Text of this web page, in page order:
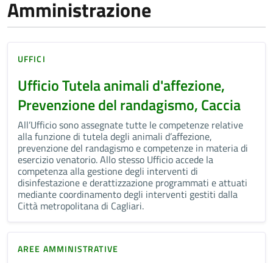
Amministrazione
UFFICI
Ufficio Tutela animali d'affezione,
Prevenzione del randagismo, Caccia
All’Ufficio sono assegnate tutte le competenze relative
alla funzione di tutela degli animali d’affezione,
prevenzione del randagismo e competenze in materia di
esercizio venatorio. Allo stesso Ufficio accede la
competenza alla gestione degli interventi di
disinfestazione e derattizzazione programmati e attuati
mediante coordinamento degli interventi gestiti dalla
Città metropolitana di Cagliari.
AREE AMMINISTRATIVE